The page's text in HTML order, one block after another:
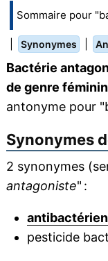
Sommaire pour
Synonymes
Bactérie
de genre
antonyme pour
Synonymes
2 synonymes
antagoniste" :
antibactérien
pesticide